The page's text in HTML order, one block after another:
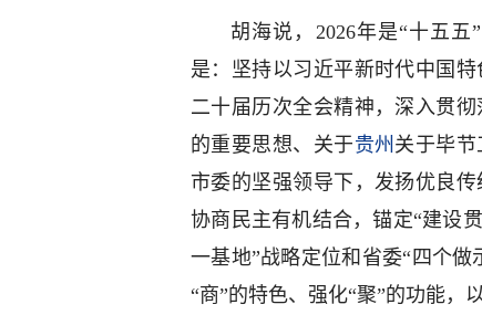
胡海说，2026年是“十五
是：坚持以习近平新时代中国
二十届历次全会精神，深入贯
的重要思想、关于贵州 关于毕
市委的坚强领导下，发扬优良
协商民主有机结合，锚定“建设
一基地”战略定位和省委“四个
“商”的特色、强化“聚”的功能，